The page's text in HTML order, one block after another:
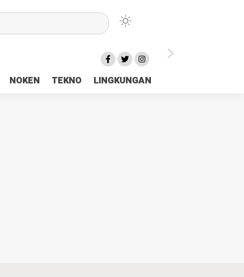
NOKEN TEKNO LINGKUNGAN
Ceria Tanah Papua
Daerah Rp23 Miliar Disorot